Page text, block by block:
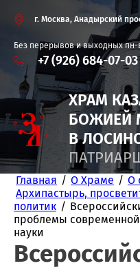
г. Москва, Анадырский
Без перерывов и выходных пн-
+7 (926) 684-07-03
ХРАМ
БОЖИЕЙ
В
Главная / О Храме / О
Архипастырь,
политик /
проблемы
науки